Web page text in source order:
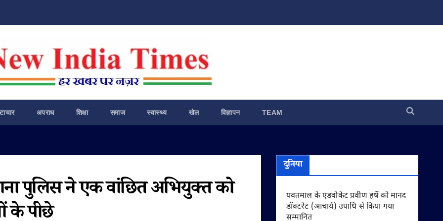
अपराध शिक्षा समाज स्वास्थ्य खेल विज्ञापन TEAM
पुलिस ने एक वांछित अभियुक्त को
के पीछे
दुनिया
यवतमाल के एडवोकेट प्रवीण हर्षे को मानद
डॉक्टरेट (आचार्य) उपाधि से किया गया
सम्मानित